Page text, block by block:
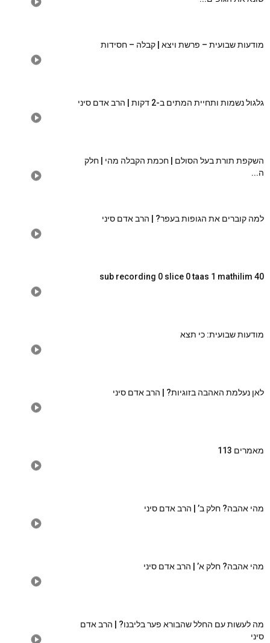
מודעות שבועית – פרשת ויצא | קבלה – חסידות
גלגול נשמות ותחיית המתים ב-2 דקות | הרב אדם סיני
השקפת תורת בעל הסולם | חכמת הקבלה מהי | חלק
ה...
למה קוברים את הגופות בעפר? | הרב אדם סיני
sub recording 0 slice 0 taas 1 mathilim 40
מודעות שבועית: כי תצא
לאן נעלמת האהבה בזוגיות? | הרב אדם סיני
מאמרים 113
מהי אהבה? חלק ב’ | הרב אדם סיני
מהי אהבה? חלק א’ | הרב אדם סיני
מה לעשות עם החלל שהבורא פער בליבנו? | הרב אדם
סיני